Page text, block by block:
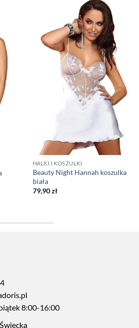
HALKI I KOSZULKI
Beauty Night Hannah koszulka
biała
79,90zł
8:00-16:00